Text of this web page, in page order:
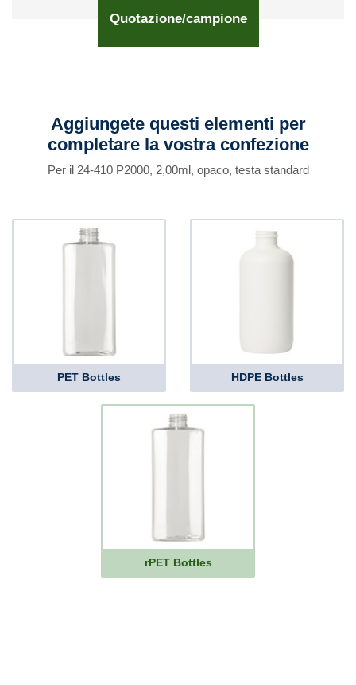
Quotazione/campione
Aggiungete questi elementi per
completare la vostra confezione
Per il 24-410 P2000, 2,00ml, opaco, testa standard
PET Bottles HDPE Bottles
rPET Bottles